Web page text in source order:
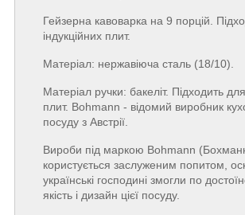
Гейзерна кавоварка на 9 порцій.
індукційних плит.
Матеріал: нержавіюча сталь (18/10).
Матеріал ручки: бакеліт. Підходить для
плит. Bohmann - відомий виробник
посуду з Австрії.
Вироби під маркою Bohmann
користується заслуженим попитом,
українські господині змогли по
якість і дизайн цієї посуду.